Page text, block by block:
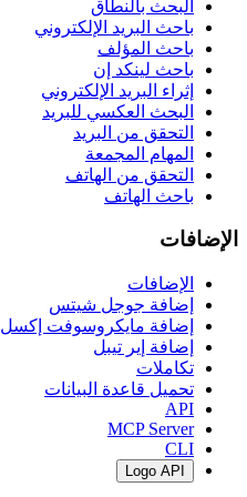
البحث بالنطاق
باحث البريد الإلكتروني
باحث المؤلف
باحث لينكد إن
إثراء البريد الإلكتروني
البحث العكسي للبريد
التحقق من البريد
المهام المجمعة
التحقق من الهاتف
باحث الهاتف
الإضافات
الإضافات
إضافة جوجل شيتس
إضافة مايكروسوفت إكسل
إضافة إير تيبل
تكاملات
تحميل قاعدة البيانات
API
MCP Server
CLI
Logo API